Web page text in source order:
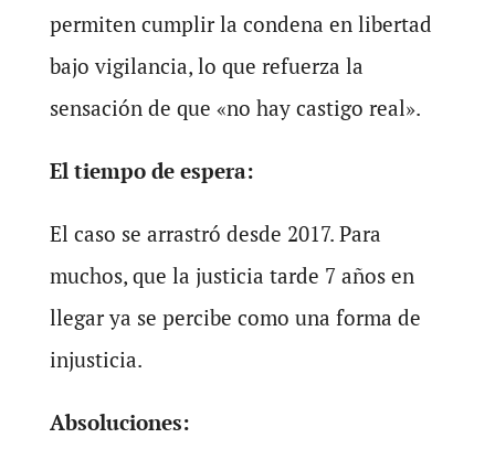
permiten cumplir la condena en libertad
bajo vigilancia, lo que refuerza la
sensación de que «no hay castigo real».
El tiempo de espera:
El caso se arrastró desde 2017. Para
muchos, que la justicia tarde 7 años en
llegar ya se percibe como una forma de
injusticia.
Absoluciones: